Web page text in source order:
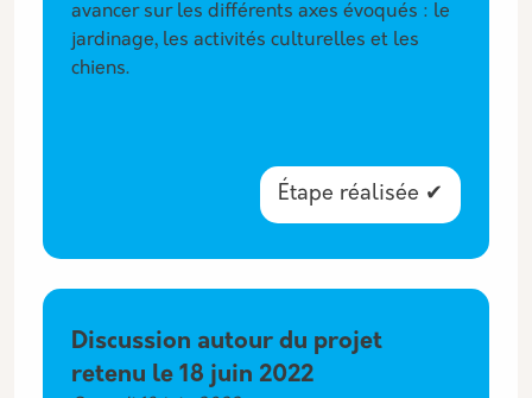
avancer sur les différents axes évoqués : le
jardinage, les activités culturelles et les
chiens.
Étape réalisée ✔
Discussion autour du projet
retenu le 18 juin 2022